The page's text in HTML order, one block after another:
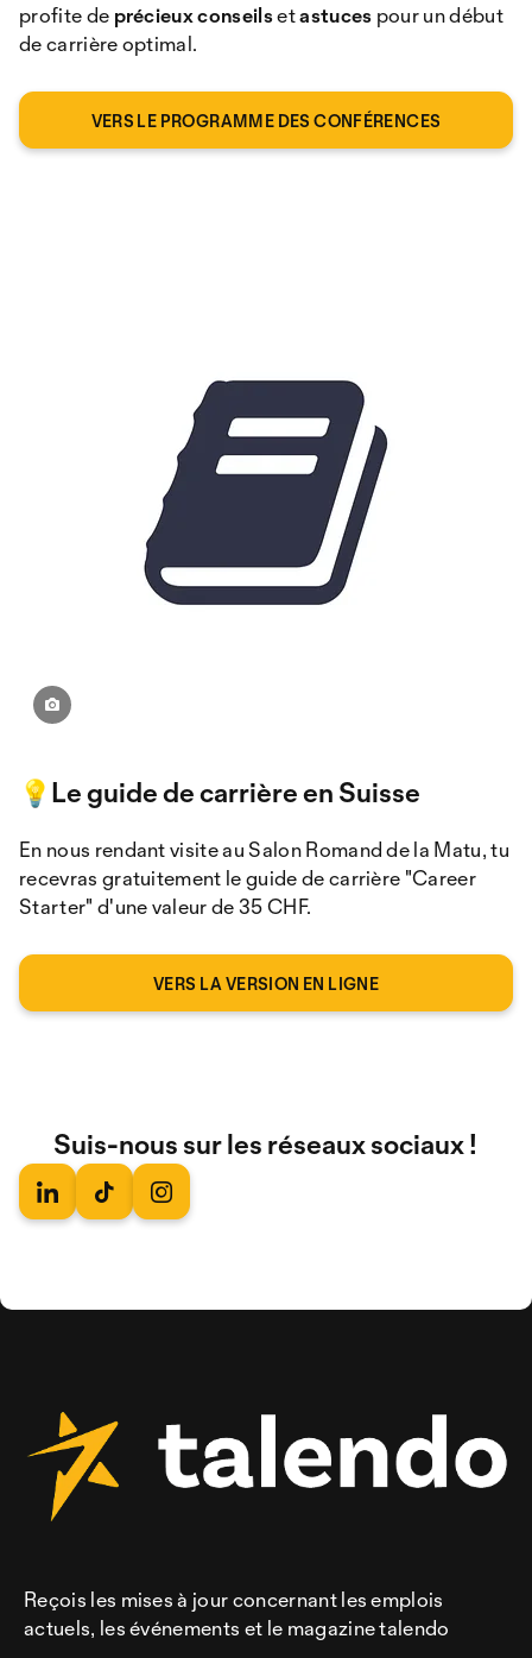
profite de précieux conseilsetastuces pour un début
de carrière optimal.
VERS LE PROGRAMME DES CONFÉRENCES
💡Le guide de carrière en Suisse
En nous rendant visite au Salon Romand de la Matu, tu
recevras gratuitement le guide de carrière "Career
Starter" d'une valeur de 35 CHF.
VERS LA VERSION EN LIGNE
Suis-nous sur les réseaux sociaux !
Reçois les mises à jour concernant les emplois
actuels, les événements et le magazine talendo